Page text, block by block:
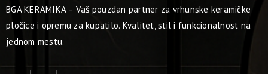
BGA KERAMIKA – Vaš pouzdan partner za vrhunske keramičke
pločice i opremu za kupatilo. Kvalitet, stil i funkcionalnost na
jednom mestu.